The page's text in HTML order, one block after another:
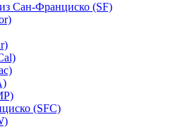
Сан-Франциско (SF)
(SFC)